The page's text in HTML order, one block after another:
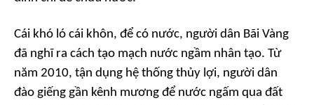
Cái khó ló cái khôn, để có nước, người dân Bãi Vàng
đã nghĩ ra cách tạo mạch nước ngầm nhân tạo. Từ
năm 2010, tận dụng hệ thống thủy lợi, người dân
đào giếng gần kênh mương để nước ngấm qua đất